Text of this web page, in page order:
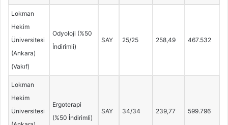
Lokman
Hekim
Üniversitesi
(Ankara)
(Vakıf)
Odyoloji (%50
İndirimli)
SAY 25/25 258,49 467.532
Lokman
Hekim
Üniversitesi
Ergoterapi
(%50 İndirimli)
SAY 34/34 239,77 599.796